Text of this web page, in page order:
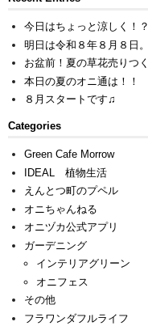
今日はちょっと涼しく！
明日は令和８年８月８日
お盆前！夏の草花売りつ
本日の夏のオニ通は！！
８月スタートです♫
Categories
Green Cafe Morrow
IDEAL 植物生活
えんとつ町のプペル
オニちゃんねる
オニヅカ公式アプリ
ガーデニング
インテリアグリーン
オニフェス
その他
フラワンダフルライフ